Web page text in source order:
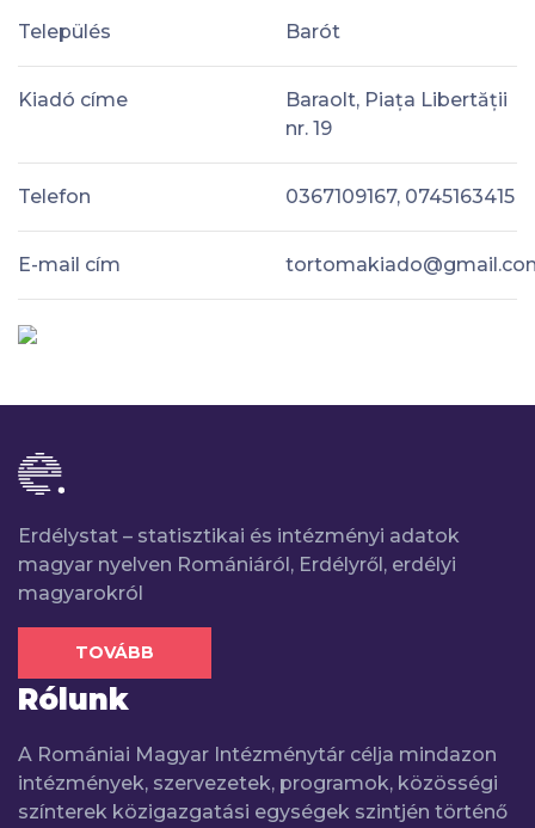
Település Barót
Kiadó címe
Baraolt, Piața Libertății
nr. 19
Telefon 0367109167, 0745163415
E-mail cím
Erdélystat – statisztikai és intézményi adatok
magyar nyelven Romániáról, Erdélyről, erdélyi
magyarokról
TOVÁBB
Rólunk
A Romániai Magyar Intézménytár célja mindazon
intézmények, szervezetek, programok, közösségi
színterek közigazgatási egységek szintjén történő